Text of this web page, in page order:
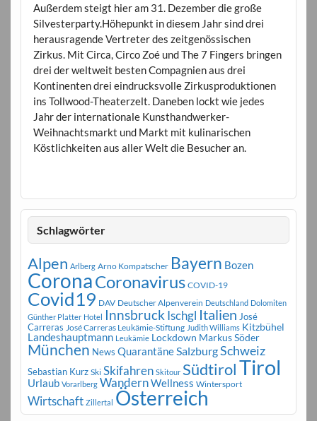
Außerdem steigt hier am 31. Dezember die große
Silvesterparty.Höhepunkt in diesem Jahr sind drei
herausragende Vertreter des zeitgenössischen
Zirkus. Mit Circa, Circo Zoé und The 7 Fingers bringen
drei der weltweit besten Compagnien aus drei
Kontinenten drei eindrucksvolle Zirkusproduktionen
ins Tollwood-Theaterzelt. Daneben lockt wie jedes
Jahr der internationale Kunsthandwerker-
Weihnachtsmarkt und Markt mit kulinarischen
Köstlichkeiten aus aller Welt die Besucher an.
Schlagwörter
Alpen Arlberg Arno Kompatscher Bayern Bozen
CoronaCoronavirus COVID-19
Covid19 DAV Deutscher Alpenverein Deutschland Dolomiten
Günther Platter Hotel Innsbruck Ischgl Italien José
Carreras José Carreras Leukämie-Stiftung Judith Williams Kitzbühel
Landeshauptmann Leukämie Lockdown Markus Söder
München News Quarantäne SalzburgSchweiz
Sebastian Kurz Ski Skifahren Skitour SüdtirolTirol
Urlaub Vorarlberg WandernWellness Wintersport
Wirtschaft Zillertal Österreich